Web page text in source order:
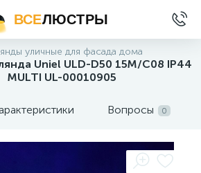
ВСЕЛЮСТРЫ
уличные для фасада дома
Uniel ULD-D50 15M/С08 IP44
MULTI UL-00010905
Вопросы 0